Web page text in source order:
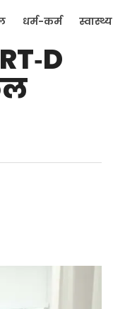
धर्म-कर्म स्वास्थ्य
67